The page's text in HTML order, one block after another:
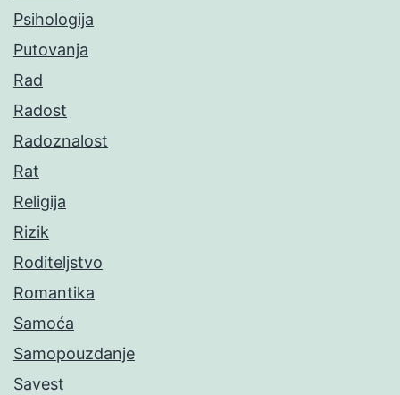
Psihologija
Putovanja
Rad
Radost
Radoznalost
Rat
Religija
Rizik
Roditeljstvo
Romantika
Samoća
Samopouzdanje
Savest